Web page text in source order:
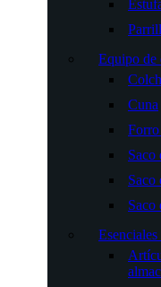
Equipo de
Cuna
Forro
Saco
Saco
Saco